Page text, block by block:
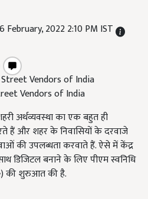
February, 2022 2:10 PM IST
Vendors of India
अर्थव्यवस्था का एक बहुत ही
हैं और शहर के निवासियों के दरवाजे
की उपलब्धता करवाते हैं. ऐसे में केंद्र
डिजिटल बनाने के लिए पीएम स्वनिधि
की शुरुआत की है.